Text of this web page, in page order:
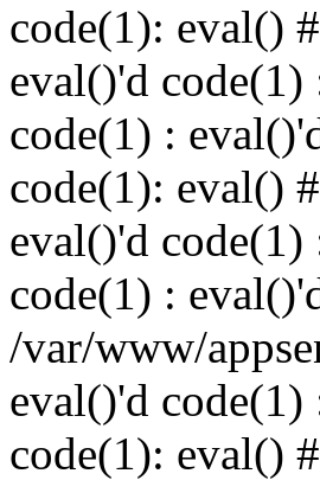
code(1): eval()
eval()'d
code(1) :
code(1): eval()
eval()'d
code(1) :
/var/www/
eval()'d
code(1): eval()